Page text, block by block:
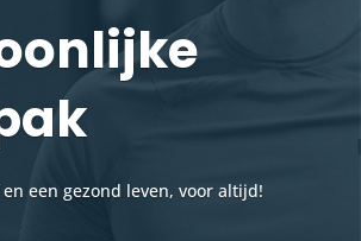
een gezond leven, voor altijd!